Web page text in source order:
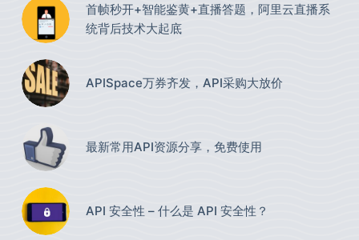
首帧秒开+智能鉴黄+直播答题，阿里云直播系
统背后技术大起底
APISpace万券齐发，API采购大放价
最新常用API资源分享，免费使用​
API 安全性 – 什么是 API 安全性？